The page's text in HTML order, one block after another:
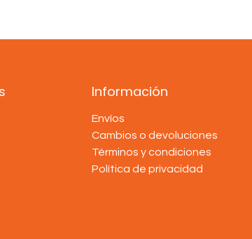
Información
Envíos
Cambios o devoluciones
Términos y condiciones
Política de privacidad